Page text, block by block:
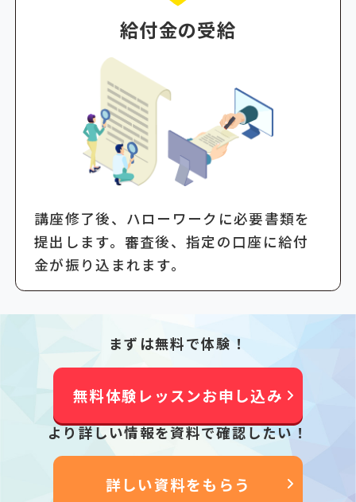
給付金の受給
講座修了後、ハローワークに必要書類を
提出します。審査後、指定の口座に給付
金が振り込まれます。
まずは無料で体験！
無料体験レッスンお申し込み
より詳しい情報を資料で確認したい！
詳しい資料をもらう